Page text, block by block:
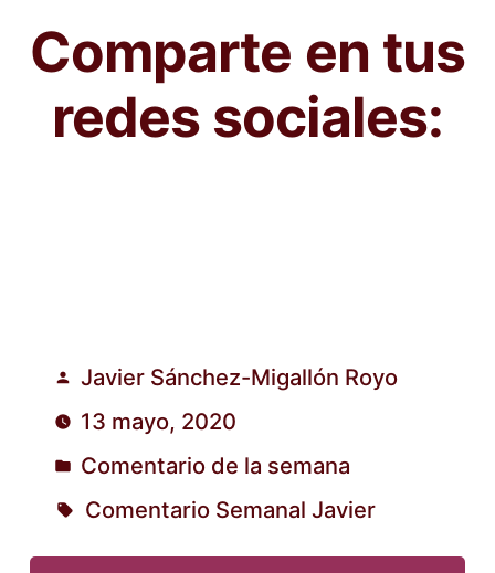
Comparte en tus
redes sociales:
Publicado
por
Javier Sánchez-Migallón Royo
13 mayo, 2020
Publicado
en
Comentario de la semana
Comentario Semanal Javier